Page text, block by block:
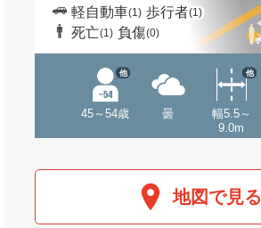
軽自動車(1) 歩行者(1)
死亡(1) 負傷(0)
45～54歳
他
曇
幅5.5～
9.0m
他
地図で見る